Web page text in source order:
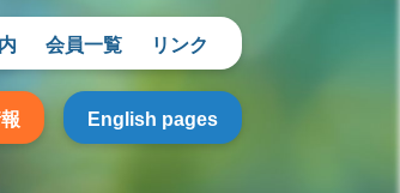
会員一覧 リンク
English pages